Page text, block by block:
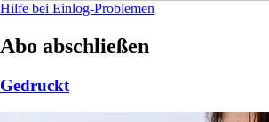
Hilfe bei Einlog-Problemen
Abo abschließen
Gedruckt